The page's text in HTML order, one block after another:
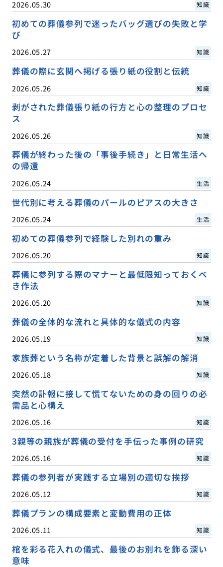
2026.05.30 知識
初めての葬儀参列で迷ったバッグ選びの失敗と学
び
2026.05.27 知識
葬儀の際に玄関へ掲げる張り紙の役割と伝統
2026.05.26 知識
剥がされた葬儀張り紙の行方と心の整理のプロセ
ス
2026.05.26 知識
葬儀が終わった後の「事後手続き」と日常生活へ
の帰還
2026.05.24 生活
世代別に考える葬儀のパールのピアスの大きさ
2026.05.24 生活
初めての葬儀参列で経験した別れの重み
2026.05.20 知識
葬儀に参列する際のマナーと最低限知っておくべ
き作法
2026.05.20 知識
葬儀の全体的な流れと具体的な儀式の内容
2026.05.19 知識
家族葬という名称が定着した背景と誤解の解消
2026.05.18 知識
突然の訃報に接して慌てないための身の回りの必
需品と心構え
2026.05.16 知識
3親等の親族が葬儀の受付を手伝った事例の研究
2026.05.16 知識
葬儀の参列者が実践する立場別の適切な挨拶
2026.05.12 知識
葬儀プランの構成要素と変動費用の正体
2026.05.11 知識
棺を彩る花入れの儀式、最後のお別れを飾る深い
意味